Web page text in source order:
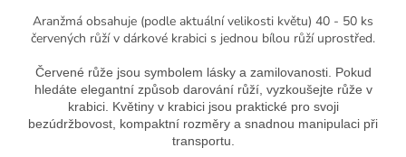
Aranžmá obsahuje (podle aktuální velikosti květu) 40 - 50 ks
červených růží v dárkové krabici s jednou bílou růží uprostřed.
Červené růže jsou symbolem lásky a zamilovanosti. Pokud
hledáte elegantní způsob darování růží, vyzkoušejte růže v
krabici. Květiny v krabici jsou praktické pro svoji
bezúdržbovost, kompaktní rozměry a snadnou manipulaci při
transportu.